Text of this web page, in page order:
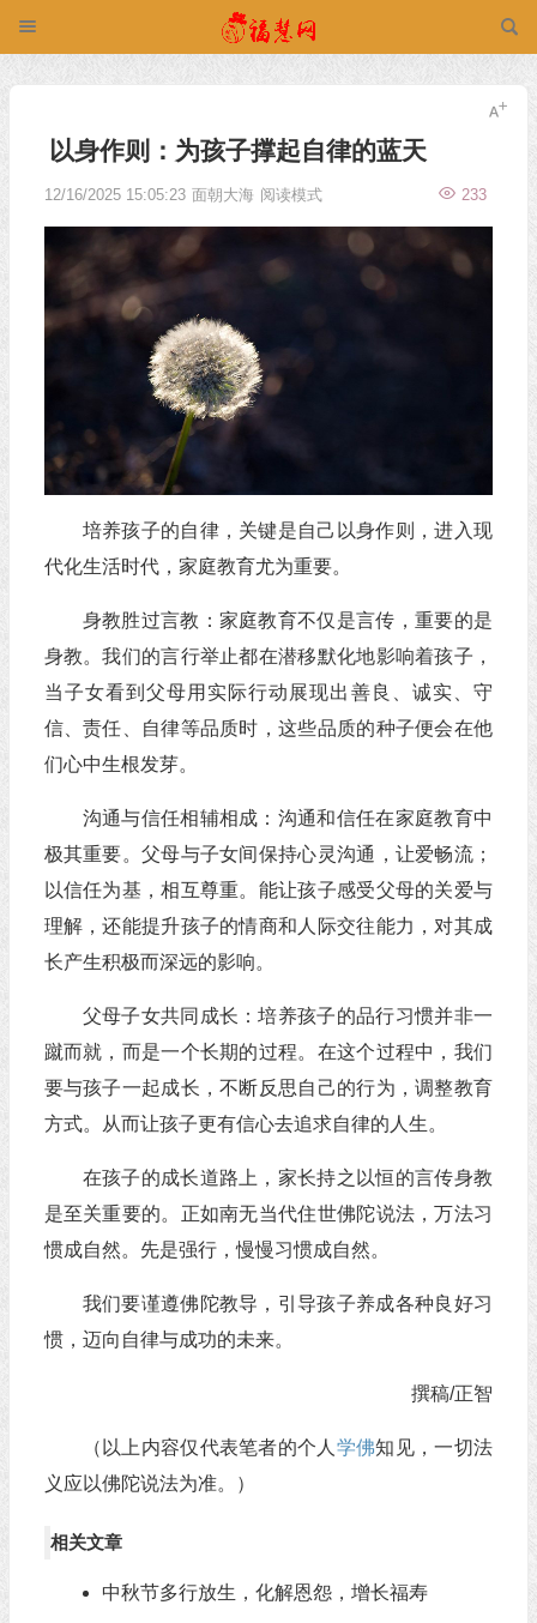
以身作则：为孩子撑起自律的蓝天
12/16/2025 15:05:23 面朝大海 233
阅读模式
培养孩子的自律，关键是自己以身作则，进入现
代化生活时代，家庭教育尤为重要。
身教胜过言教：家庭教育不仅是言传，重要的是
身教。我们的言行举止都在潜移默化地影响着孩子，
当子女看到父母用实际行动展现出善良、诚实、守
信、责任、自律等品质时，这些品质的种子便会在他
们心中生根发芽。
沟通与信任相辅相成：沟通和信任在家庭教育中
极其重要。父母与子女间保持心灵沟通，让爱畅流；
以信任为基，相互尊重。能让孩子感受父母的关爱与
理解，还能提升孩子的情商和人际交往能力，对其成
长产生积极而深远的影响。
父母子女共同成长：培养孩子的品行习惯并非一
蹴而就，而是一个长期的过程。在这个过程中，我们
要与孩子一起成长，不断反思自己的行为，调整教育
方式。从而让孩子更有信心去追求自律的人生。
在孩子的成长道路上，家长持之以恒的言传身教
是至关重要的。正如南无当代住世佛陀说法，万法习
惯成自然。先是强行，慢慢习惯成自然。
我们要谨遵佛陀教导，引导孩子养成各种良好习
惯，迈向自律与成功的未来。
撰稿/正智
（以上内容仅代表笔者的个人 学佛知见，一切法
义应以佛陀说法为准。）
相关文章
中秋节多行放生，化解恩怨，增长福寿